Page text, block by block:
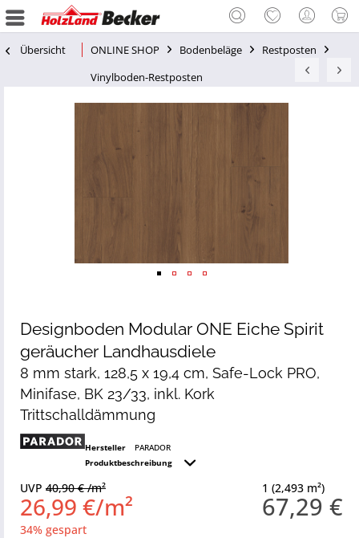
Übersicht ONLINE SHOP Bodenbeläge
Restposten
Vinylboden-Restposten
Designboden Modular ONE Eiche Spirit
geräucher Landhausdiele
8 mm stark, 128,5 x 19,4 cm, Safe-Lock PRO,
Minifase, BK 23/33, inkl. Kork
Trittschalldämmung
Hersteller
PARADOR
Produktbeschreibung
1 (2,493 m²)
67,29 €
UVP 40,90 € /m²
26,99 €/m²
34% gespart